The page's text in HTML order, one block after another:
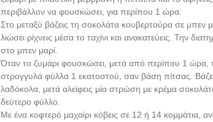
περιβάλλον να φουσκώσει, για περίπου 1 ώρα.
Στο μεταξύ βάζεις τη σοκολάτα κουβερτούρα σε μπεν
λιώσει ρίχνεις μέσα το ταχίνι και ανακατεύεις. Την
στο μπεν μαρί.
Όταν το ζυμάρι φουσκώσει, μετά από περίπου 1 ώρα,
στρογγυλά φύλλα 1 εκατοστού, σαν βάση πίτσας.
λαδόκολα, μετά αλείφεις μία στρώση με κρέμα
δεύτερο φύλλο.
Με ένα κοφτερό μαχαίρι κόβεις σε 12 ή 14 κομμάτια,